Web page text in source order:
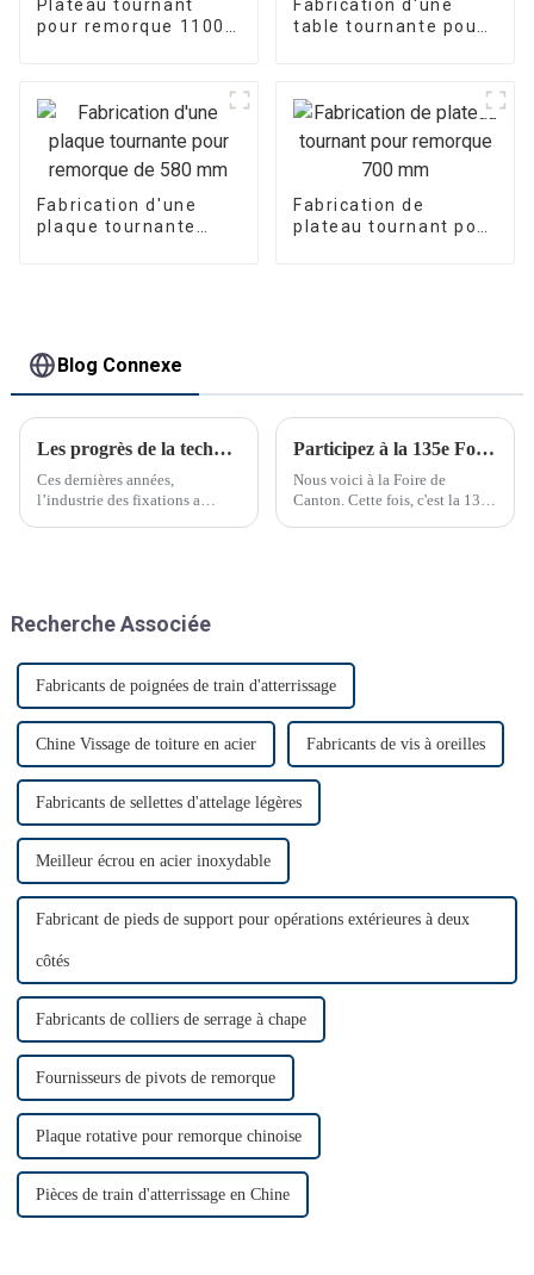
Plateau tournant
pour remorque 1100
Fabrication d'une
table tournante pour
Fabrication d'une
plaque tournante
Fabrication de
plateau tournant pour
Blog Connexe
Les progrès de la technologie de fixation transforment les industries
Ces dernières années,
l’industrie des fixations a
Participez à la 135e Foire de Canton
Nous voici à la Foire de
Canton. Cette fois, c'est la 135e
Recherche Associée
Fabricants de poignées de train d'atterrissage
Chine Vissage de toiture en acier Fabricants de vis à oreilles
Fabricants de sellettes d'attelage légères
Meilleur écrou en acier inoxydable
Fabricant de pieds de support pour opérations extérieures à deux
côtés
Fabricants de colliers de serrage à chape
Fournisseurs de pivots de remorque
Plaque rotative pour remorque chinoise
Pièces de train d'atterrissage en Chine